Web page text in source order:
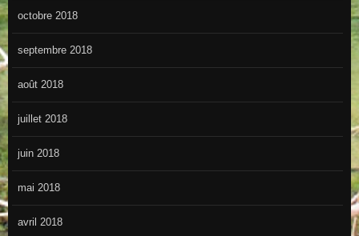
octobre 2018
septembre 2018
août 2018
juillet 2018
juin 2018
mai 2018
avril 2018